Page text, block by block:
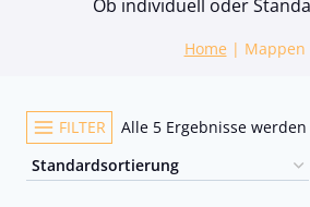
Ob individuell oder
Home | Mappen
FILTER Alle 5 Ergebnisse